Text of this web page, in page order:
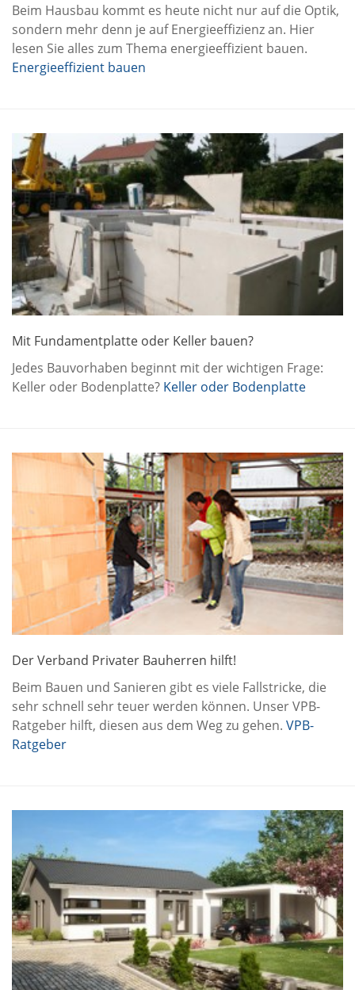
Beim Hausbau kommt es heute nicht nur auf die Optik,
sondern mehr denn je auf Energieeffizienz an. Hier
lesen Sie alles zum Thema energieeffizient bauen.
Energieeffizient bauen
Mit Fundamentplatte oder Keller bauen?
Jedes Bauvorhaben beginnt mit der wichtigen Frage:
Keller oder Bodenplatte? Keller oder Bodenplatte
Der Verband Privater Bauherren hilft!
Beim Bauen und Sanieren gibt es viele Fallstricke, die
sehr schnell sehr teuer werden können. Unser VPB-
Ratgeber hilft, diesen aus dem Weg zu gehen. VPB-
Ratgeber